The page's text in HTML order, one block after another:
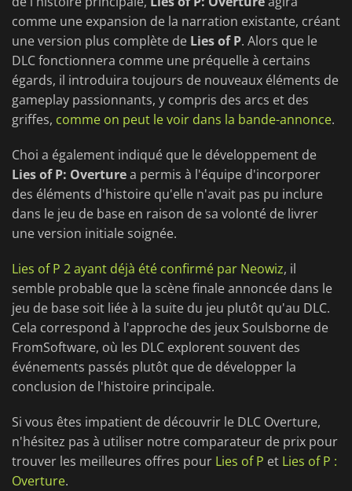
comme une expansion de la narration existante, créant
une version plus complète de Lies of P. Alors que le
DLC fonctionnera comme une préquelle à certains
égards, il introduira toujours de nouveaux éléments de
gameplay passionnants, y compris des arcs et des
griffes, comme on peut le voir dans la bande-annonce.
Choi a également indiqué que le développement de
Lies of P: Overturea permis à l'équipe d'incorporer
des éléments d'histoire qu'elle n'avait pas pu inclure
dans le jeu de base en raison de sa volonté de livrer
une version initiale soignée.
Lies of P 2 ayant déjà été confirmé par Neowiz, il
semble probable que la scène finale annoncée dans le
jeu de base soit liée à la suite du jeu plutôt qu'au DLC.
Cela correspond à l'approche des jeux Soulsborne de
FromSoftware, où les DLC explorent souvent des
événements passés plutôt que de développer la
conclusion de l'histoire principale.
Si vous êtes impatient de découvrir le DLC Overture,
n'hésitez pas à utiliser notre comparateur de prix pour
trouver les meilleures offres pour Lies of P et Lies of P :
Overture.